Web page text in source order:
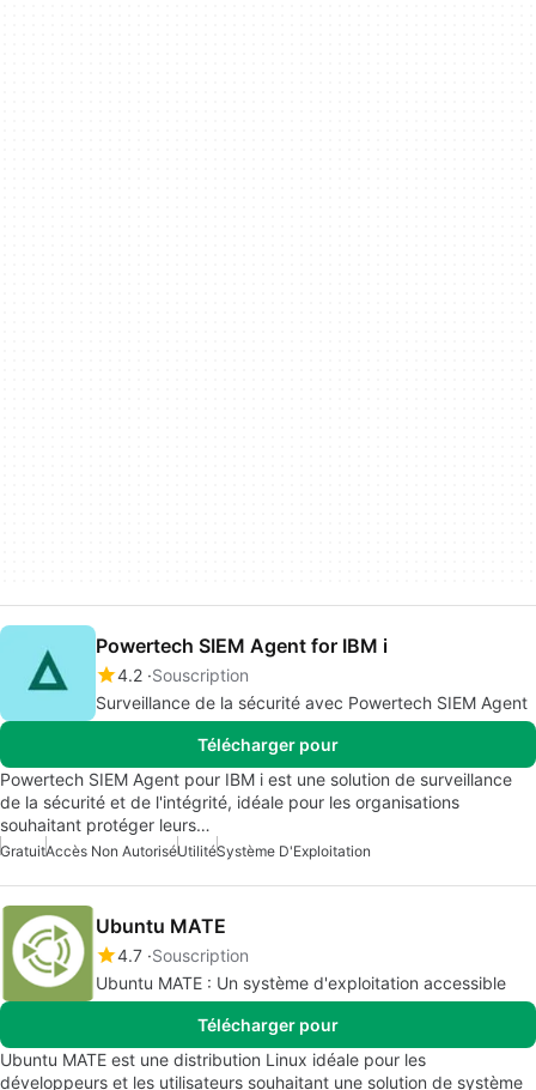
Powertech SIEM Agent for IBM i
4.2 Souscription
Surveillance de la sécurité avec Powertech SIEM Agent
Télécharger pour
Powertech SIEM Agent pour IBM i est une solution de surveillance
de la sécurité et de l'intégrité, idéale pour les organisations
souhaitant protéger leurs…
GratuitAccès Non AutoriséUtilitéSystème D'Exploitation
Ubuntu MATE
4.7 Souscription
Ubuntu MATE : Un système d'exploitation accessible
Télécharger pour
Ubuntu MATE est une distribution Linux idéale pour les
développeurs et les utilisateurs souhaitant une solution de système